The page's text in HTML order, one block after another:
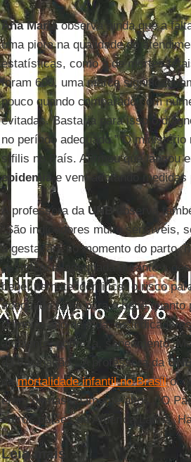
Ana Mariaobserva ainda que a
uma piora na qualidade do
estatísticas, como a de mortes
foram 600, uma marca
pouco quando comparado com
evitadas. Bastaria para isso o
no período adequado.” O
sífilis no País. Afirmou que lançou
epidemia e vem adotando
A professora da UNB observa
“São indicadores muito sensíveis,
a gestação, no momento do parto,
assistência adequada durante a
bebê, permite identificar o risco
adequado tanto para o bebê
primeiro ano de vida, os
ambiente, pobreza, saneamento.
da vacinação.” A professora da
damortalidade infantil no Brasil
eram demasiadamente altos. “O
outros países da América Latina.
Leia mais